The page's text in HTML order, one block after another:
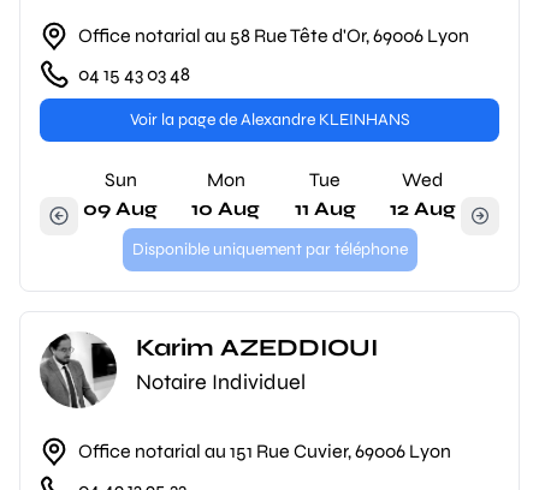
Office notarial au 58 Rue Tête d'Or, 69006 Lyon
04 15 43 03 48
Voir la page de Alexandre KLEINHANS
Sun
09 Aug
Mon
10 Aug
Tue
11 Aug
Wed
12 Aug
Disponible uniquement par téléphone
Karim AZEDDIOUI
Notaire Individuel
Office notarial au 151 Rue Cuvier, 69006 Lyon